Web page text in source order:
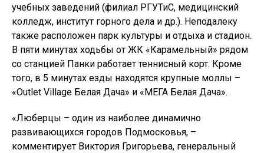
учебных заведений (филиал РГУТиС, медицинский
колледж, институт горного дела и др.). Неподалеку
также расположен парк культуры и отдыха и стадион.
В пяти минутах ходьбы от ЖК «Карамельный» рядом
со станцией Панки работает теннисный корт. Кроме
того, в 5 минутах езды находятся крупные моллы –
«Outlet Village Белая Дача» и «МЕГА Белая Дача».
«Люберцы – один из наиболее динамично
развивающихся городов Подмосковья, –
комментирует Виктория Григорьева, генеральный